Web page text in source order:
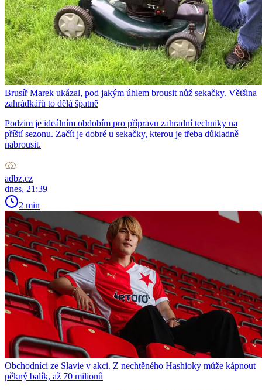
Brusíř Marek ukázal, pod jakým úhlem brousit nůž sekačky. Většina
zahrádkářů to dělá špatně
Podzim je ideálním obdobím pro přípravu zahradní techniky na
příští sezonu. Začít je dobré u sekačky, kterou je třeba důkladně
nabrousit.
adbz.cz
dnes, 21:39
2 min
Obchodníci ze Slavie v akci. Z nechtěného Hashioky může kápnout
pěkný balík, až 70 milionů